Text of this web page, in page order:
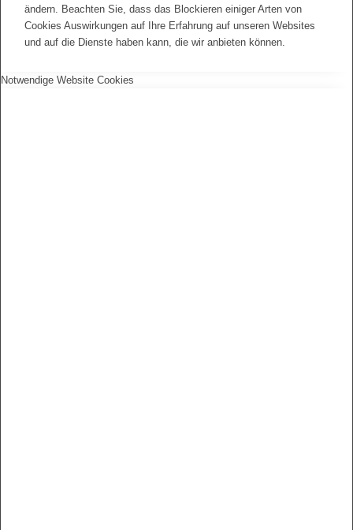
ändern. Beachten Sie, dass das Blockieren einiger Arten von
Cookies Auswirkungen auf Ihre Erfahrung auf unseren Websites
und auf die Dienste haben kann, die wir anbieten können.
Notwendige Website Cookies